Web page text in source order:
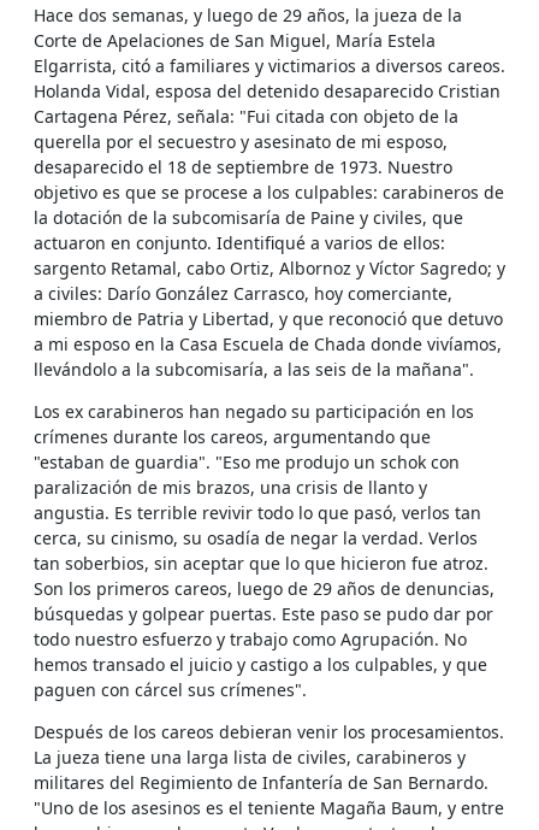
Hace dos semanas, y luego de 29 años, la jueza de la
Corte de Apelaciones de San Miguel, María Estela
Elgarrista, citó a familiares y victimarios a diversos careos.
Holanda Vidal, esposa del detenido desaparecido Cristian
Cartagena Pérez, señala: "Fui citada con objeto de la
querella por el secuestro y asesinato de mi esposo,
desaparecido el 18 de septiembre de 1973. Nuestro
objetivo es que se procese a los culpables: carabineros de
la dotación de la subcomisaría de Paine y civiles, que
actuaron en conjunto. Identifiqué a varios de ellos:
sargento Retamal, cabo Ortiz, Albornoz y Víctor Sagredo; y
a civiles: Darío González Carrasco, hoy comerciante,
miembro de Patria y Libertad, y que reconoció que detuvo
a mi esposo en la Casa Escuela de Chada donde vivíamos,
llevándolo a la subcomisaría, a las seis de la mañana".
Los ex carabineros han negado su participación en los
crímenes durante los careos, argumentando que
"estaban de guardia". "Eso me produjo un schok con
paralización de mis brazos, una crisis de llanto y
angustia. Es terrible revivir todo lo que pasó, verlos tan
cerca, su cinismo, su osadía de negar la verdad. Verlos
tan soberbios, sin aceptar que lo que hicieron fue atroz.
Son los primeros careos, luego de 29 años de denuncias,
búsquedas y golpear puertas. Este paso se pudo dar por
todo nuestro esfuerzo y trabajo como Agrupación. No
hemos transado el juicio y castigo a los culpables, y que
paguen con cárcel sus crímenes".
Después de los careos debieran venir los procesamientos.
La jueza tiene una larga lista de civiles, carabineros y
militares del Regimiento de Infantería de San Bernardo.
"Uno de los asesinos es el teniente Magaña Baum, y entre